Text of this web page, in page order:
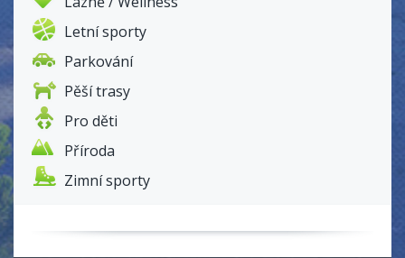
Letní sporty
Parkování
Pěší trasy
Pro děti
Příroda
Zimní sporty